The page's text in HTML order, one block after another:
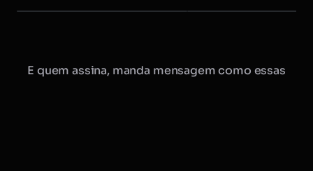
E quem assina, manda mensagem como essas